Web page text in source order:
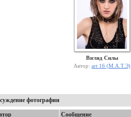
Взгляд Силы
Автор: art 16 (М.А.Т.Э)
фотографии
Сообщение